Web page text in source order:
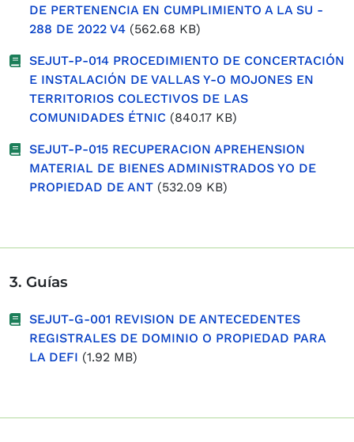
DE PERTENENCIA EN CUMPLIMIENTO A LA SU -
288 DE 2022 V4 (562.68 KB)
SEJUT-P-014 PROCEDIMIENTO DE CONCERTACIÓN
E INSTALACIÓN DE VALLAS Y-O MOJONES EN
TERRITORIOS COLECTIVOS DE LAS
COMUNIDADES ÉTNIC (840.17 KB)
SEJUT-P-015 RECUPERACION APREHENSION
MATERIAL DE BIENES ADMINISTRADOS YO DE
PROPIEDAD DE ANT (532.09 KB)
3. Guías
SEJUT-G-001 REVISION DE ANTECEDENTES
REGISTRALES DE DOMINIO O PROPIEDAD PARA
LA DEFI (1.92 MB)